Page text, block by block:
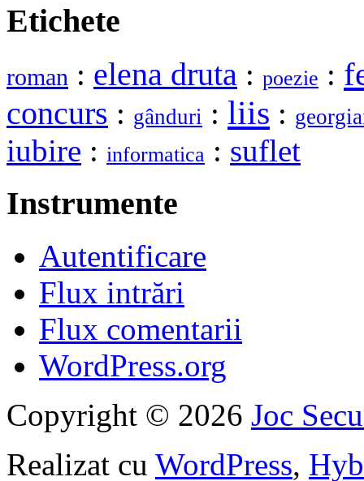
Etichete
roman : elena druta : poezie :
concurs : gânduri : liis :
iubire : informatica : suflet
Instrumente
Autentificare
Flux intrări
Flux comentarii
WordPress.org
Copyright © 2026 Joc
Realizat cu WordPress,